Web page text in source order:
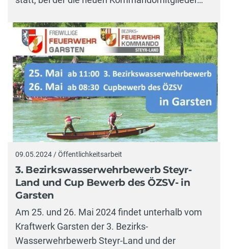
09.05.2024 / Öffentlichkeitsarbeit
3. Bezirkswasserwehrbewerb Steyr-
Land und Cup Bewerb des ÖZSV- in
Garsten
Am 25. und 26. Mai 2024 findet unterhalb vom
Kraftwerk Garsten der 3. Bezirks-
Wasserwehrbewerb Steyr-Land und der